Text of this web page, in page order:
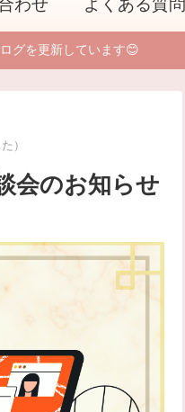
わせ よくある質問
グを更新しています😊
）
会のお知らせ